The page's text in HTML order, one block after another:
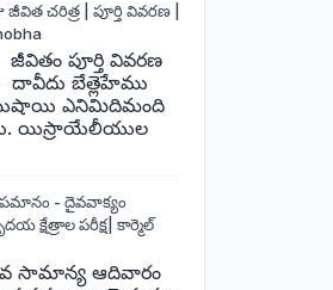
చరిత్ర | పూర్తి వివరణ |
పూర్తి వివరణ
బేత్లెహేము
ఎనిమిదిమంది
యిస్రాయేలీయుల
- దైవవాక్యం
క్షేత్రాల పరీక్ష| కార్మెల్
సామాన్య ఆదివారం